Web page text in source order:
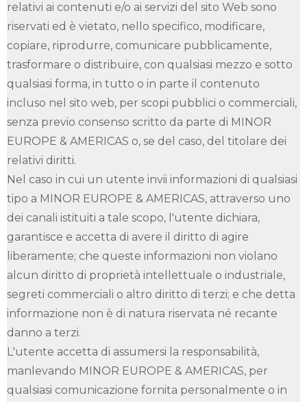
relativi ai contenuti e/o ai servizi del sito Web sono
riservati ed è vietato, nello specifico, modificare,
copiare, riprodurre, comunicare pubblicamente,
trasformare o distribuire, con qualsiasi mezzo e sotto
qualsiasi forma, in tutto o in parte il contenuto
incluso nel sito web, per scopi pubblici o commerciali,
senza previo consenso scritto da parte di MINOR
EUROPE & AMERICAS o, se del caso, del titolare dei
relativi diritti.
Nel caso in cui un utente invii informazioni di qualsiasi
tipo a MINOR EUROPE & AMERICAS, attraverso uno
dei canali istituiti a tale scopo, l'utente dichiara,
garantisce e accetta di avere il diritto di agire
liberamente; che queste informazioni non violano
alcun diritto di proprietà intellettuale o industriale,
segreti commerciali o altro diritto di terzi; e che detta
informazione non è di natura riservata né recante
danno a terzi.
L'utente accetta di assumersi la responsabilità,
manlevando MINOR EUROPE & AMERICAS, per
qualsiasi comunicazione fornita personalmente o in